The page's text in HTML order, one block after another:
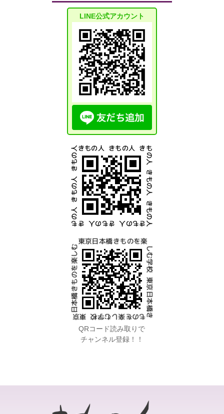
LINE公式アカウント
QRコード読み取りで
チャンネル登録！！